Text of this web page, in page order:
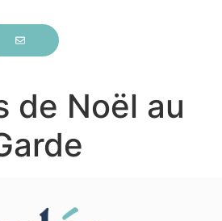
de Noël au